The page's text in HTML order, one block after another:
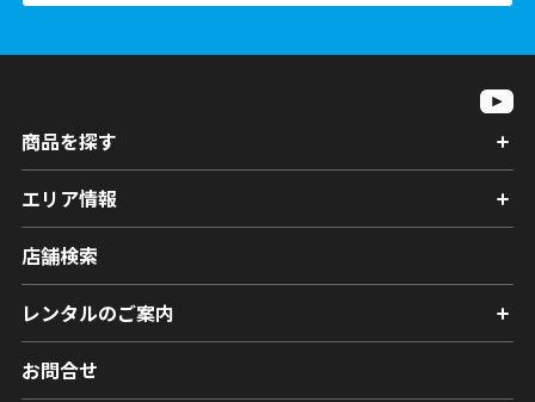
商品を探す
エリア情報
店舗検索
レンタルのご案内
お問合せ